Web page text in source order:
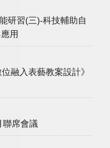
研習(三)-科技輔助自
用
融入表藝教案設計》
聯席會議